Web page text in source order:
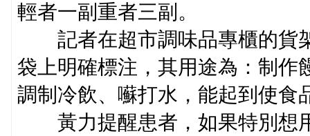
輕者一副重者三副。
記者在超市調味品專櫃的貨
袋上明確標注，其用途為：制作
調制冷飲、囌打水，能起到使食
黃力提醒患者，如果特別想